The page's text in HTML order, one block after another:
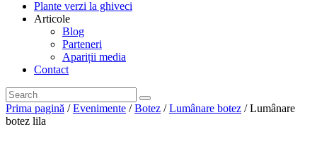
Plante verzi la ghiveci
Articole
Blog
Parteneri
Apariții media
Contact
Prima pagină /Evenimente /Botez /Lumânare botez / Lumânare
botez lila